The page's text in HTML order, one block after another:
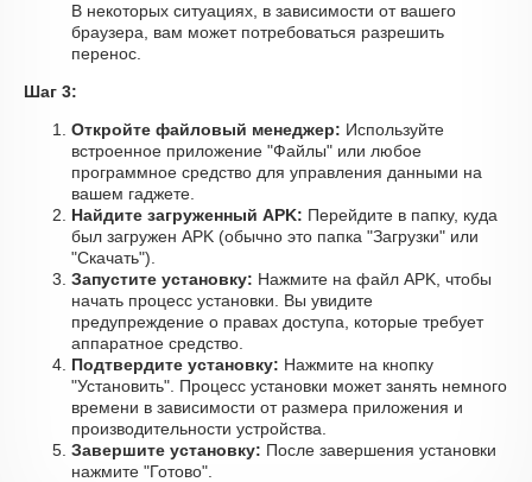
В некоторых ситуациях, в зависимости от вашего
браузера, вам может потребоваться разрешить
перенос.
Шаг 3:
Откройте файловый менеджер: Используйте
встроенное приложение "Файлы" или любое
программное средство для управления данными на
вашем гаджете.
Найдите загруженный APK: Перейдите в папку, куда
был загружен APK (обычно это папка "Загрузки" или
"Скачать").
Запустите установку: Нажмите на файл APK, чтобы
начать процесс установки. Вы увидите
предупреждение о правах доступа, которые требует
аппаратное средство.
Подтвердите установку: Нажмите на кнопку
"Установить". Процесс установки может занять немного
времени в зависимости от размера приложения и
производительности устройства.
Завершите установку: После завершения установки
нажмите "Готово".